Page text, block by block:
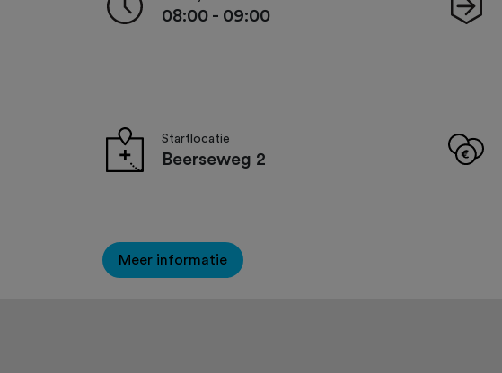
08:00 - 09:00
Startlocatie
Beerseweg 2
Meer informatie